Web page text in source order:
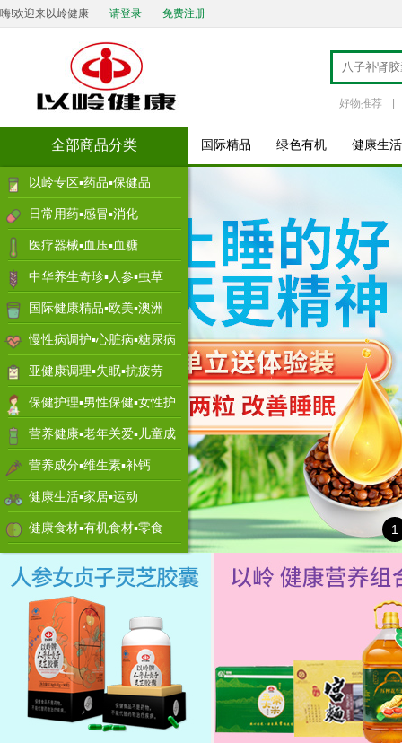
嗨!欢迎来以岭健康 请登录 免费注册
好物推荐
以岭专区▪药品▪保健品
日常用药▪感冒▪消化
医疗器械▪血压▪血糖
中华养生奇珍▪人参▪虫草
国际健康精品▪欧美▪澳洲
慢性病调护▪心脏病▪糖尿病
亚健康调理▪失眠▪抗疲劳
保健护理▪男性保健▪女性护
理
营养健康▪老年关爱▪儿童成
长
营养成分▪维生素▪补钙
健康生活▪家居▪运动
健康食材▪有机食材▪零食
全部商品分类 国际精品 绿色有机 健康生活
1